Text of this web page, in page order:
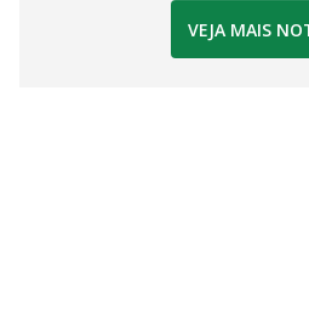
VEJA MAIS